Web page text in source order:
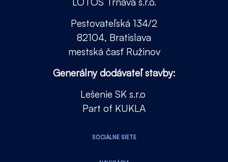
Pestovateľská 134/2
82104, Bratislava
mestská časť Ružinov
Generálny dodávateľ stavby:
Lešenie SK s.r.o
Part of KUKLA
SOCIÁLNE SIETE